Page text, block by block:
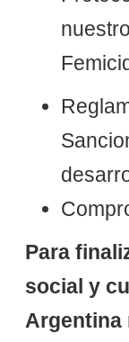
Para
social y
Argentina